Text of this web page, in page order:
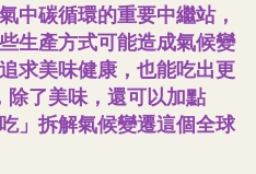
中碳循環的重要中繼站，
生產方式可能造成氣候變
求美味健康，也能吃出更
除了美味，還可以加點
」拆解氣候變遷這個全球